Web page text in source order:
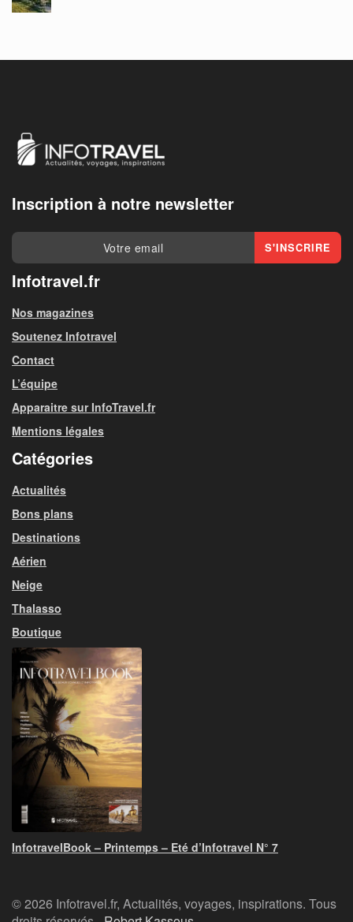
Inscription à notre newsletter
Infotravel.fr
Nos magazines
Soutenez Infotravel
Contact
L’équipe
Apparaitre sur InfoTravel.fr
Mentions légales
Catégories
Actualités
Bons plans
Destinations
Aérien
Neige
Thalasso
Boutique
InfotravelBook – Printemps – Eté d’Infotravel N° 7
© 2026 Infotravel.fr, Actualités, voyages, inspirations. Tous